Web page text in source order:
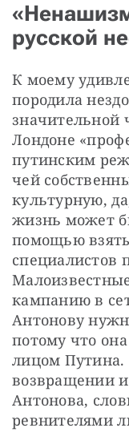
русской
К моему
породила
значительной
Лондоне
путинским
чей
культурную,
жизнь может
помощью
специалистов
кампанию в
Антонову
потому что
лицом Путина.
возвращении
Антонова,
ревнителями